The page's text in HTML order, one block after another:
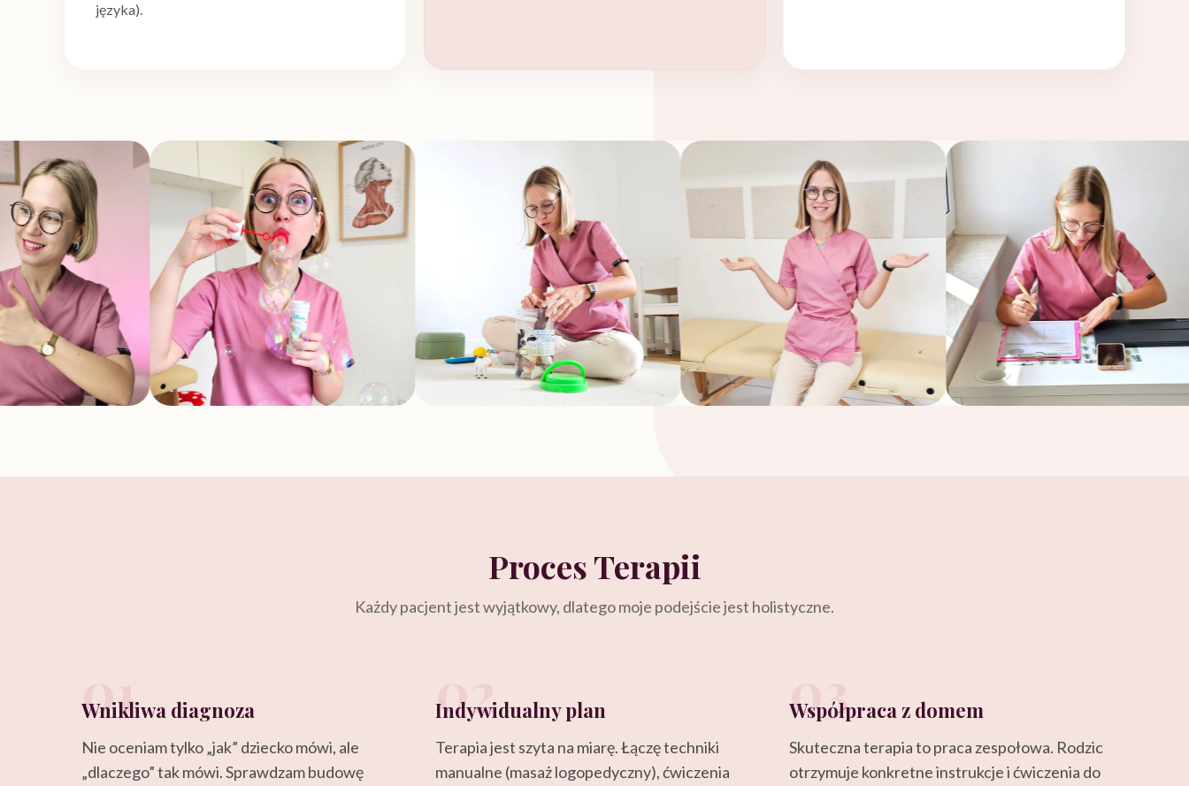
języka).
Proces Terapii
Każdy pacjent jest wyjątkowy, dlatego moje podejście jest holistyczne.
01
Wnikliwa diagnoza
Nie oceniam tylko „jak” dziecko mówi, ale
„dlaczego” tak mówi. Sprawdzam budowę
02
Indywidualny plan
Terapia jest szyta na miarę. Łączę techniki
manualne (masaż logopedyczny), ćwiczenia
03
Współpraca z domem
Skuteczna terapia to praca zespołowa. Rodzic
otrzymuje konkretne instrukcje i ćwiczenia do